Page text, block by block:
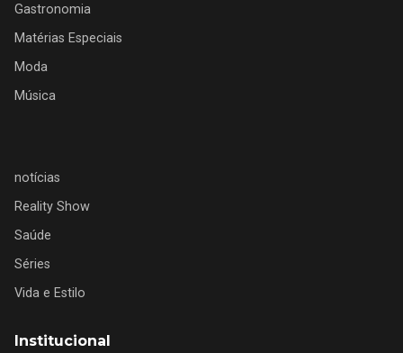
Gastronomia
Matérias Especiais
Moda
Música
notícias
Reality Show
Saúde
Séries
Vida e Estilo
Institucional